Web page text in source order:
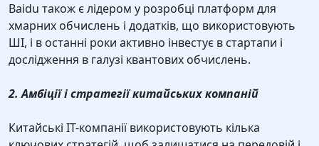
Baidu також є лідером у розробці платформ для
хмарних обчислень і додатків, що використовують
ШІ, і в останні роки активно інвестує в стартапи і
дослідження в галузі квантових обчислень.
2. Амбіції і стратегії китайських компаній
Китайські IT-компанії використовують кілька